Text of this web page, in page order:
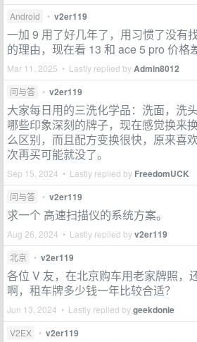
Android • v2er119
一加 9 用了好几年了，用习惯了没有
的理由，现在看 13 和 ace 5 pro 价格
Mar 11, 2025 • Lastly replied byAdmin8012
问与答 • v2er119
大家每日用的三洗化学品：洗面，洗
哪些印象深刻的牌子，现在感觉换来
么区别，而且配方变换很快，原来喜
次再买可能就没了。
Sep 15, 2024 • Lastly replied by FreedomUCK
问与答 • v2er119
求一个 高速扫描仪的系统方案。
Aug 26, 2024 • Lastly replied byv2er119
北京 • v2er119
各位 V 友，在北京购车用老家牌照，
啊，租车牌多少钱一年比较合适？
Jun 13, 2024 • Lastly replied bygeekdonie
V2EX • v2er119